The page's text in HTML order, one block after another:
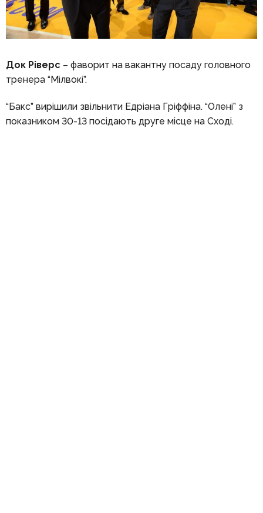
Док Ріверс – фаворит на вакантну посаду головного
тренера “Мілвокі”.
“Бакс” вирішили звільнити Едріана Гріффіна. “Олені” з
показником 30-13 посідають друге місце на Сході.